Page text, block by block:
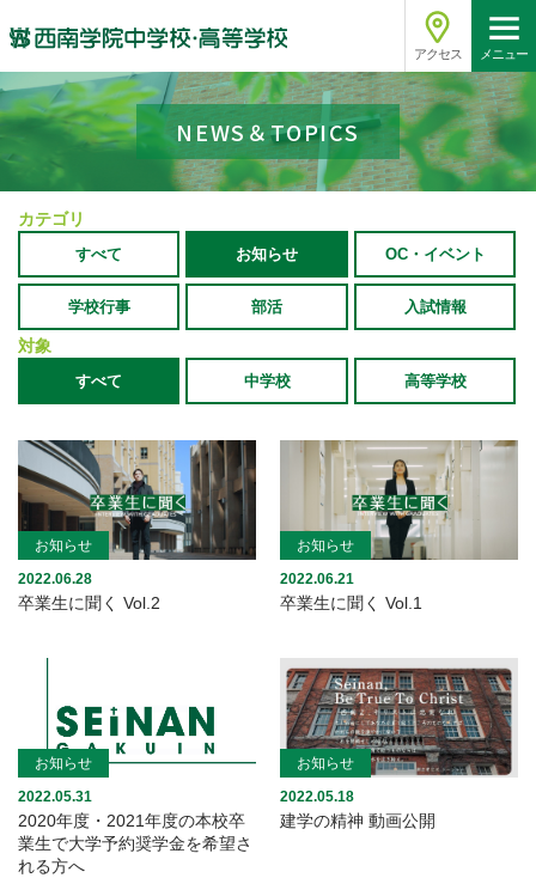
アクセス メニュー
NEWS＆TOPICS
カテゴリ
すべて お知らせ OC・イベント
学校行事 部活 入試情報
対象
すべて 中学校 高等学校
お知らせ
2022.06.28
卒業生に聞く Vol.2
お知らせ
2022.06.21
卒業生に聞く Vol.1
お知らせ
2022.05.31
2020年度・2021年度の本校卒
業生で大学予約奨学金を希望さ
れる方へ
お知らせ
2022.05.18
建学の精神 動画公開